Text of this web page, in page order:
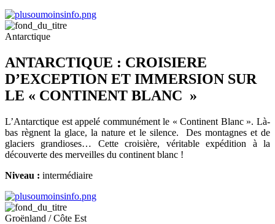
Antarctique
ANTARCTIQUE : CROISIERE
D’EXCEPTION ET IMMERSION SUR
LE « CONTINENT BLANC »
L’Antarctique est appelé communément le « Continent Blanc ». Là-
bas règnent la glace, la nature et le silence. Des montagnes et de
glaciers grandioses… Cette croisière, véritable expédition à la
découverte des merveilles du continent blanc !
Niveau : intermédiaire
Groënland / Côte Est